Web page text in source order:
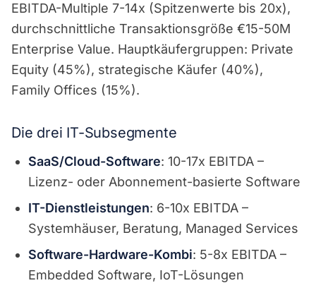
EBITDA-Multiple 7-14x (Spitzenwerte bis 20x),
durchschnittliche Transaktionsgröße €15-50M
Enterprise Value. Hauptkäufergruppen: Private
Equity (45%), strategische Käufer (40%),
Family Offices (15%).
Die drei IT-Subsegmente
SaaS/Cloud-Software: 10-17x EBITDA –
Lizenz- oder Abonnement-basierte Software
IT-Dienstleistungen: 6-10x EBITDA –
Systemhäuser, Beratung, Managed Services
Software-Hardware-Kombi: 5-8x EBITDA –
Embedded Software, IoT-Lösungen